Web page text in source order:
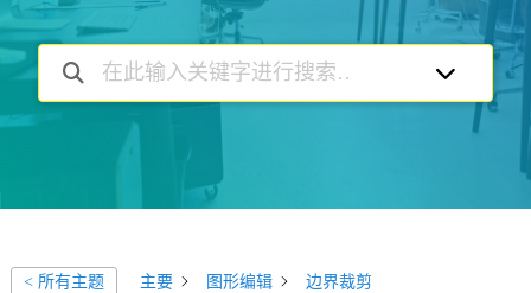
< 所有主题 主要 图形编辑 边界裁剪